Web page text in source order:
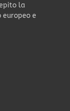
la
e